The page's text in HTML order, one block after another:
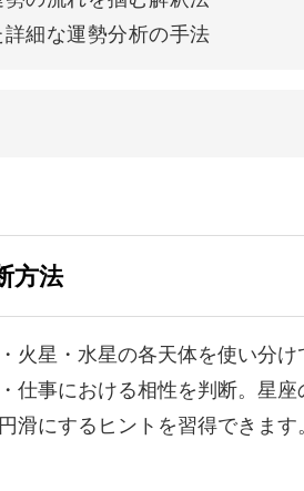
れません◎
細な運勢分析の手法
方法
火星・水星の各天体を使い分け
仕事における相性を判断。星座
滑にするヒントを習得できます